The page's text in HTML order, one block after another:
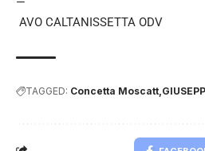
AVO CALTANISSETTA ODV
TAGGED: Concetta Moscatt